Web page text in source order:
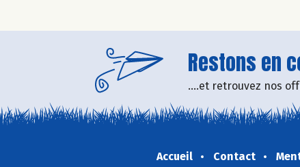
Restons en
....et retrouvez nos
Accueil Contact